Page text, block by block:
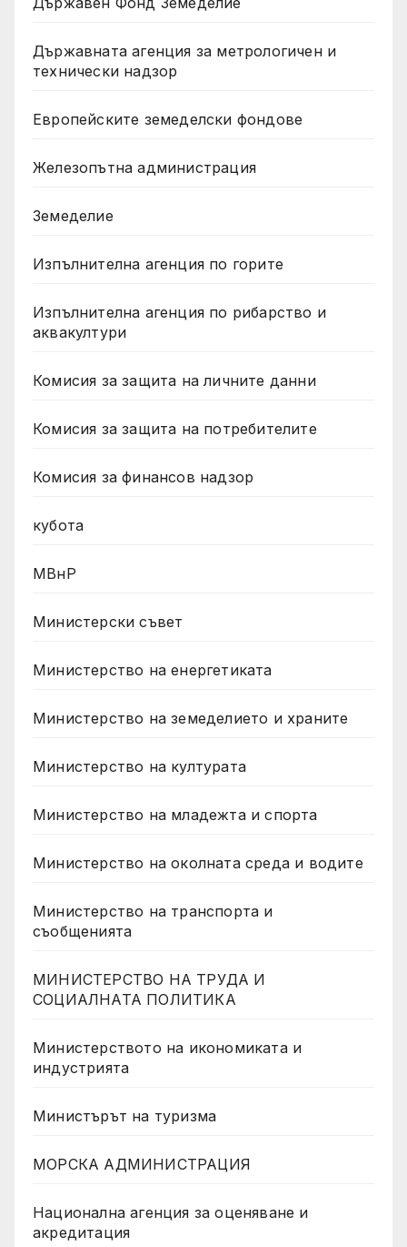
Държавната агенция за метрологичен и
технически надзор
Европейските земеделски фондове
Железопътна администрация
Земеделие
Изпълнителна агенция по горите
Изпълнителна агенция по рибарство и
аквакултури
Комисия за защита на личните данни
Комисия за защита на потребителите
Комисия за финансов надзор
кубота
МВнР
Министерски съвет
Министерство на енергетиката
Министерство на земеделието и храните
Министерство на културата
Министерство на младежта и спорта
Министерство на околната среда и водите
Министерство на транспорта и
съобщенията
МИНИСТЕРСТВО НА ТРУДА И
СОЦИАЛНАТА ПОЛИТИКА
Министерството на икономиката и
индустрията
Министърът на туризма
МОРСКА АДМИНИСТРАЦИЯ
Национална агенция за оценяване и
акредитация